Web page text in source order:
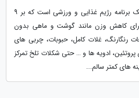
رژیم غذایی شکم صفر یک برنامه رژیم غذایی و ورزشی است که بر 9
کاهش وزن مانند گوشت و ماهی بدون
رنگارنگ، غلات کامل، حبوبات، چربی های
ادویه ها و … حتی شکلات تلخ تمرکز
های کمتر سالم...